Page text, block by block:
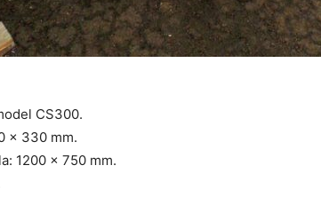
CS300.
x 330 mm.
1200 x 750 mm.